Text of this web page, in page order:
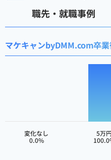
職先・就職事例
マケキャンbyDMM.com卒
変化なし
0.0%
5万円